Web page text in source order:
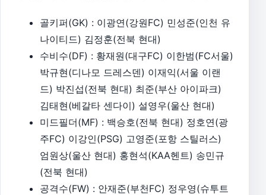
골키퍼(GK) : 이광연(강원FC) 민성준(인천 유
나이티드) 김정훈(전북 현대)
수비수(DF) : 황재원(대구FC) 이한범(FC서울)
박규현(디나모 드레스덴) 이재익(서울 이랜
드) 박진섭(전북 현대) 최준(부산 아이파크)
김태현(베갈타 센다이) 설영우(울산 현대)
미드필더(MF) : 백승호(전북 현대) 정호연(광
주FC) 이강인(PSG) 고영준(포항 스틸러스)
엄원상(울산 현대) 홍현석(KAA헨트) 송민규
(전북 현대)
공격수(FW) : 안재준(부천FC) 정우영(슈투트